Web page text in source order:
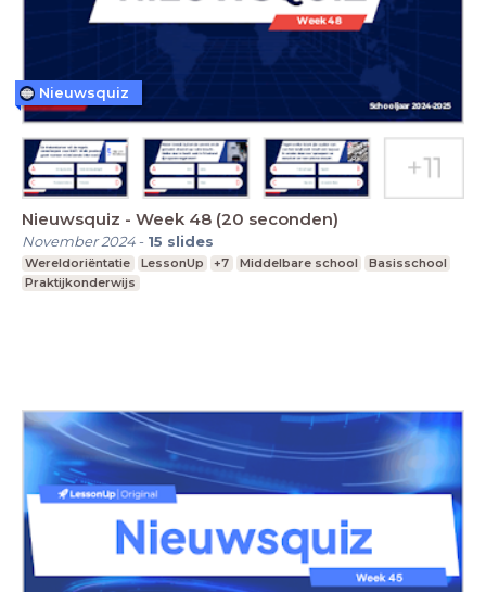
Nieuwsquiz - Week 48 (20 seconden)
November 2024- 15 slides
Wereldoriëntatie LessonUp +7 Middelbare school
Basisschool
Praktijkonderwijs
Nieuwsquiz